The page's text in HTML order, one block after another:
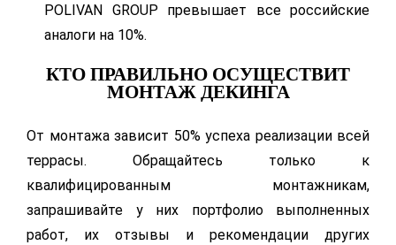
POLIVAN GROUP превышает все российские
аналоги на 10%.
КТО ПРАВИЛЬНО ОСУЩЕСТВИТ
МОНТАЖ ДЕКИНГА
От монтажа зависит 50% успеха реализации всей
террасы. Обращайтесь только к
квалифицированным монтажникам,
запрашивайте у них портфолио выполненных
работ, их отзывы и рекомендации других